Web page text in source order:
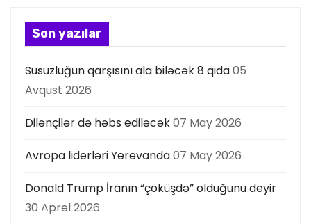
Son yazılar
Susuzluğun qarşısını ala biləcək 8 qida05
Avqust 2026
Dilənçilər də həbs ediləcək07 May 2026
Avropa liderləri Yerevanda07 May 2026
Donald Trump İranın “çöküşdə” olduğunu deyir
30 Aprel 2026